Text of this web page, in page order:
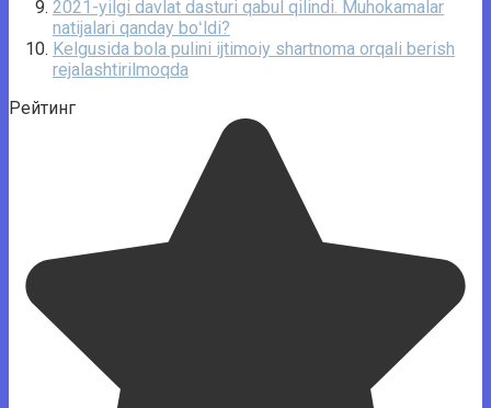
2021-yilgi davlat dasturi qabul qilindi. Muhokamalar
natijalari qanday boʻldi?
Kelgusida bola pulini ijtimoiy shartnoma orqali berish
rejalashtirilmoqda
Рейтинг